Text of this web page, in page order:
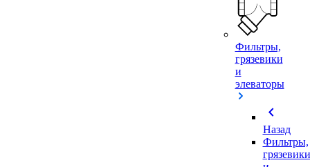
Фильтры,
грязевики
и
элеваторы
chevron_left
Назад
Фильтры,
грязевики